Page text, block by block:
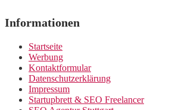
Informationen
Startseite
Werbung
Kontaktformular
Datenschutzerklärung
Impressum
Startupbrett & SEO Freelancer